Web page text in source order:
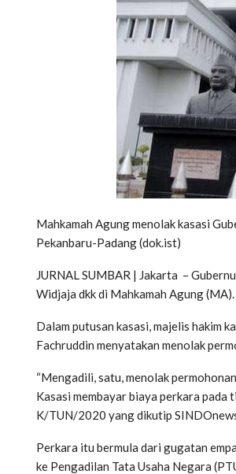
Mahkamah Agung menolak kasasi
Pekanbaru-Padang (dok.ist)
JURNAL SUMBAR | Jakarta –
Widjaja dkk di Mahkamah Agung (MA).
Dalam putusan kasasi, majelis hakim
Fachruddin menyatakan menolak
“Mengadili, satu, menolak
Kasasi membayar biaya perkara pada
K/TUN/2020 yang dikutip
Perkara itu bermula dari gugatan
ke Pengadilan Tata Usaha Negara